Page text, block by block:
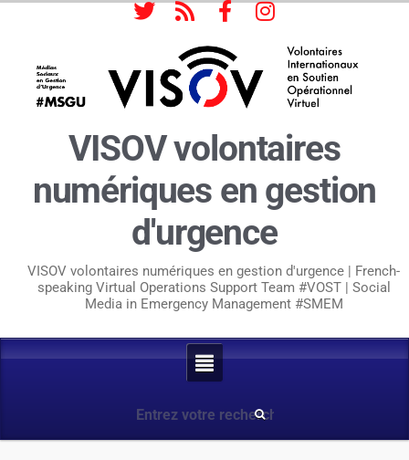
VISOV volontaires
numériques en gestion
d'urgence
VISOV volontaires numériques en gestion d'urgence | French-
speaking Virtual Operations Support Team #VOST | Social
Media in Emergency Management #SMEM